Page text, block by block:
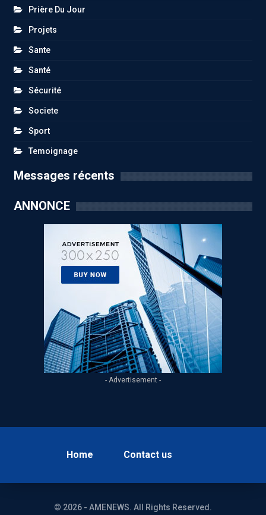
Prière Du Jour
Projets
Sante
Santé
Sécurité
Societe
Sport
Temoignage
Messages récents
ANNONCE
- Advertisement -
Home Contact us
© 2026 - AMENEWS. All Rights Reserved.